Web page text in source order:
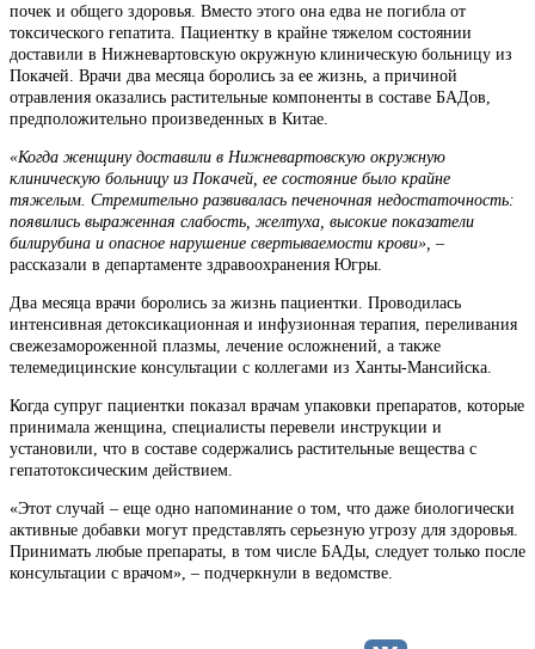
почек и общего здоровья. Вместо этого она едва не погибла от
токсического гепатита. Пациентку в крайне тяжелом состоянии
доставили в Нижневартовскую окружную клиническую больницу из
Покачей. Врачи два месяца боролись за ее жизнь, а причиной
отравления оказались растительные компоненты в составе БАДов,
предположительно произведенных в Китае.
«Когда женщину доставили в Нижневартовскую окружную
клиническую больницу из Покачей, ее состояние было крайне
тяжелым. Стремительно развивалась печеночная недостаточность:
появились выраженная слабость, желтуха, высокие показатели
билирубина и опасное нарушение свертываемости крови», –
рассказали в департаменте здравоохранения Югры.
Два месяца врачи боролись за жизнь пациентки. Проводилась
интенсивная детоксикационная и инфузионная терапия, переливания
свежезамороженной плазмы, лечение осложнений, а также
телемедицинские консультации с коллегами из Ханты-Мансийска.
Когда супруг пациентки показал врачам упаковки препаратов, которые
принимала женщина, специалисты перевели инструкции и
установили, что в составе содержались растительные вещества с
гепатотоксическим действием.
«Этот случай – еще одно напоминание о том, что даже биологически
активные добавки могут представлять серьезную угрозу для здоровья.
Принимать любые препараты, в том числе БАДы, следует только после
консультации с врачом», – подчеркнули в ведомстве.